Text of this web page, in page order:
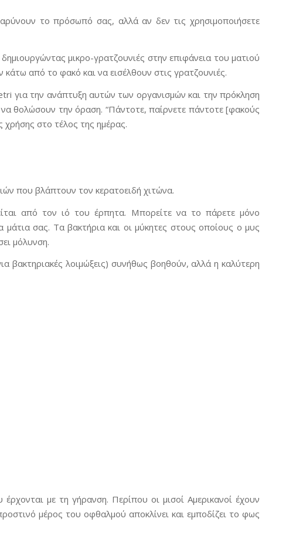
το πρόσωπό σας, αλλά αν δεν τις χρησιμοποιήσετε
μικρο-γρατζουνιές στην επιφάνεια του ματιού
από το φακό και να εισέλθουν στις γρατζουνιές.
για την ανάπτυξη αυτών των οργανισμών και την πρόκληση
θολώσουν την όραση. “Πάντοτε, παίρνετε πάντοτε [φακούς
στο τέλος της ημέρας.
που βλάπτουν τον κερατοειδή χιτώνα.
από τον ιό του έρπητα. Μπορείτε να το πάρετε μόνο
μάτια σας. Τα βακτήρια και οι μύκητες στους οποίους ο μυς
μόλυνση.
βακτηριακές λοιμώξεις) συνήθως βοηθούν, αλλά η καλύτερη
με τη γήρανση. Περίπου οι μισοί Αμερικανοί έχουν
μέρος του οφθαλμού αποκλίνει και εμποδίζει το φως